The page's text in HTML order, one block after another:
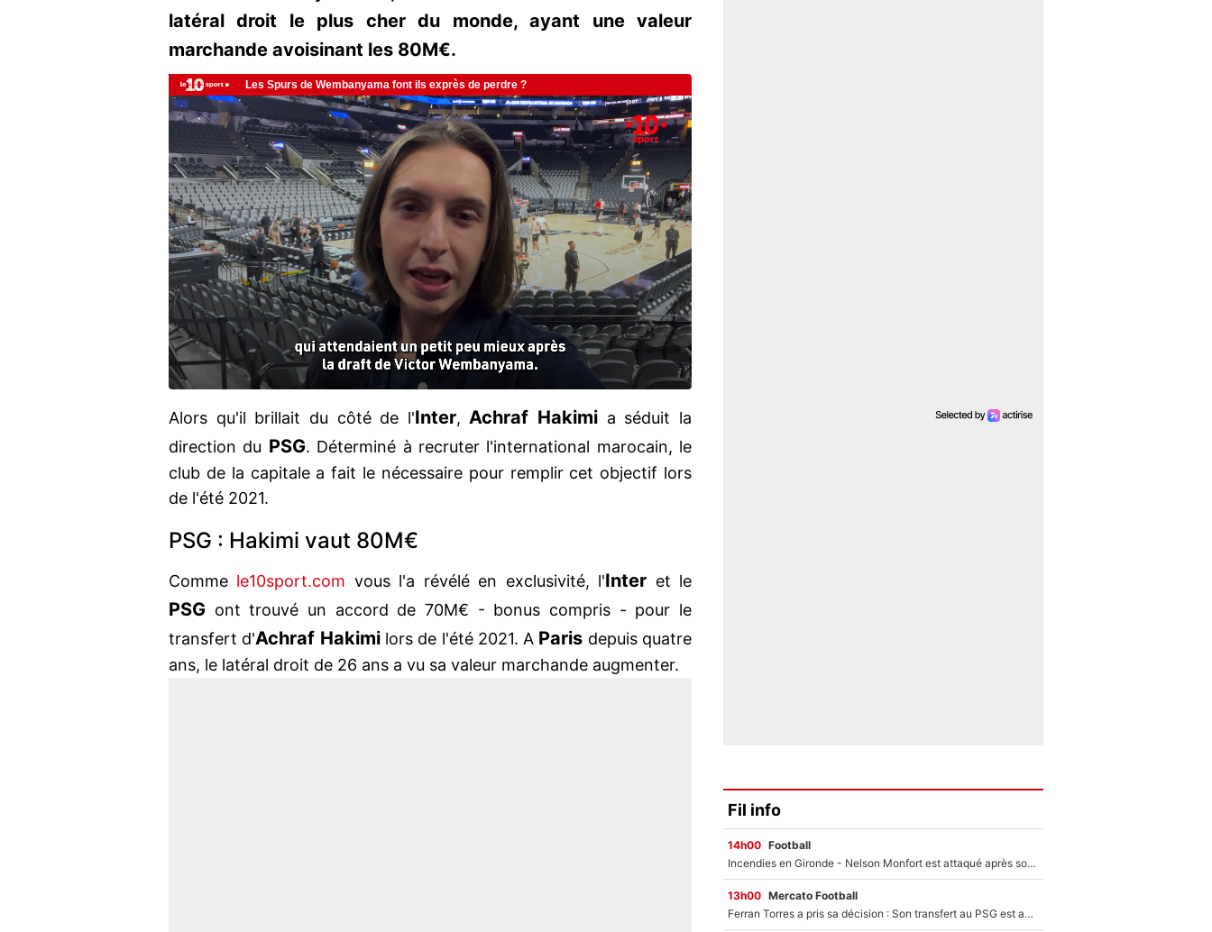
latéral droit le plus cher du monde, ayant une valeur
marchande avoisinant les 80M€.
Alors qu'il brillait du côté de l'Inter,Achraf Hakimi a séduit la
direction du PSG. Déterminé à recruter l'international marocain, le
club de la capitale a fait le nécessaire pour remplir cet objectif lors
de l'été 2021.
PSG : Hakimi vaut 80M€
Comme le10sport.com vous l'a révélé en exclusivité, l'Inter et le
PSG ont trouvé un accord de 70M€ - bonus compris - pour le
transfert d'Achraf Hakimi lors de l'été 2021. A Paris depuis quatre
ans, le latéral droit de 26 ans a vu sa valeur marchande augmenter.
Fil info
14h00 Football
Incendies en Gironde - Nelson Monfort est attaqué après son dérapage sur CNews : «Et lui, il prend combien pour parler dans un studio climatisé?»
13h00 Mercato Football
Ferran Torres a pris sa décision : Son transfert au PSG est annoncé en Espagne !